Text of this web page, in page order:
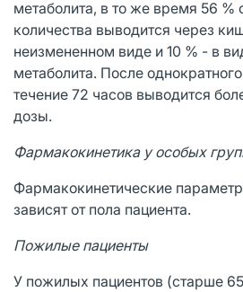
метаболита, в то же время 56 %
количества выводится через
неизмененном виде и 10 % - в
метаболита. После
течение 72 часов выводится
дозы.
Фармакокинетика у особых
Фармакокинетические
зависят от пола пациента.
Пожилые пациенты
У пожилых пациентов (старше